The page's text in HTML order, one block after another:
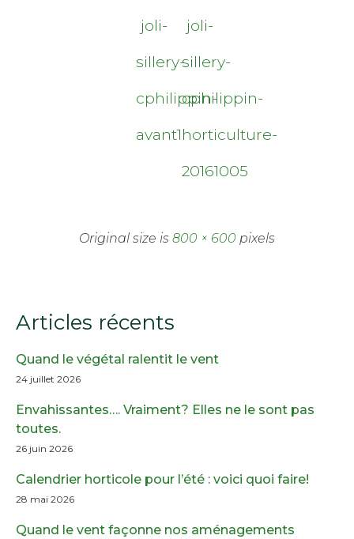
joli-
sillery-
cphilippin-
avant1
joli-
sillery-
cphilippin-
horticulture-
20161005
Original size is 800 × 600 pixels
Articles récents
Quand le végétal ralentit le vent
24 juillet 2026
Envahissantes…. Vraiment? Elles ne le sont pas
toutes.
26 juin 2026
Calendrier horticole pour l’été : voici quoi faire!
28 mai 2026
Quand le vent façonne nos aménagements